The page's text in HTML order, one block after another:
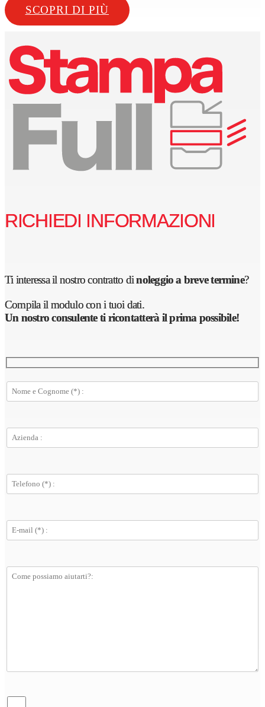
SCOPRI DI PIÙ
RICHIEDI INFORMAZIONI
Ti interessa il nostro contratto dinoleggio a breve termine?
Compila il modulo con i tuoi dati.
Un nostro consulente ti ricontatterà il prima possibile!